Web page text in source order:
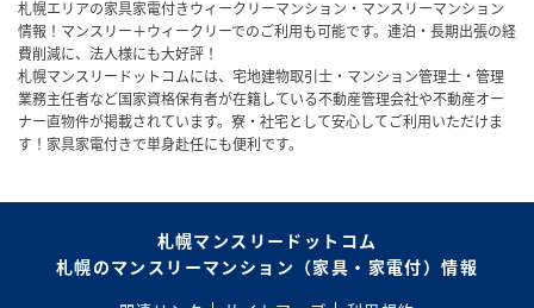
札幌エリアの家具家電付きウィークリーマンション・マンスリーマンション
情報！マンスリー＋ウィークリーでのご利用も可能です。連泊・長期出張の経
費削減に、法人様にも大好評！
札幌マンスリードットコムには、宅地建物取引士・マンション管理士・管理
業務主任者など国家資格保有者が在籍している不動産管理会社や不動産オー
ナー直物件が掲載されています。寮・社宅として安心してご利用いただけま
す！家具家電付きで単身赴任にも便利です。
札幌マンスリードットコム
札幌のマンスリーマンション（家具・家電付）情報